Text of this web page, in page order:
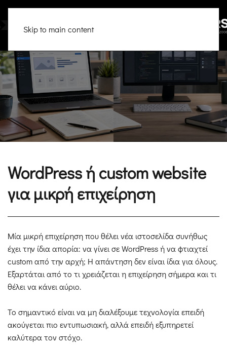
Skip to main content
WordPress ή custom website
για μικρή επιχείρηση
Μία μικρή επιχείρηση που θέλει νέα ιστοσελίδα συνήθως
έχει την ίδια απορία: να γίνει σε WordPress ή να φτιαχτεί
custom από την αρχή; Η απάντηση δεν είναι ίδια για όλους.
Εξαρτάται από το τι χρειάζεται η επιχείρηση σήμερα και τι
θέλει να κάνει αύριο.
Το σημαντικό είναι να μη διαλέξουμε τεχνολογία επειδή
ακούγεται πιο εντυπωσιακή, αλλά επειδή εξυπηρετεί
καλύτερα τον στόχο.